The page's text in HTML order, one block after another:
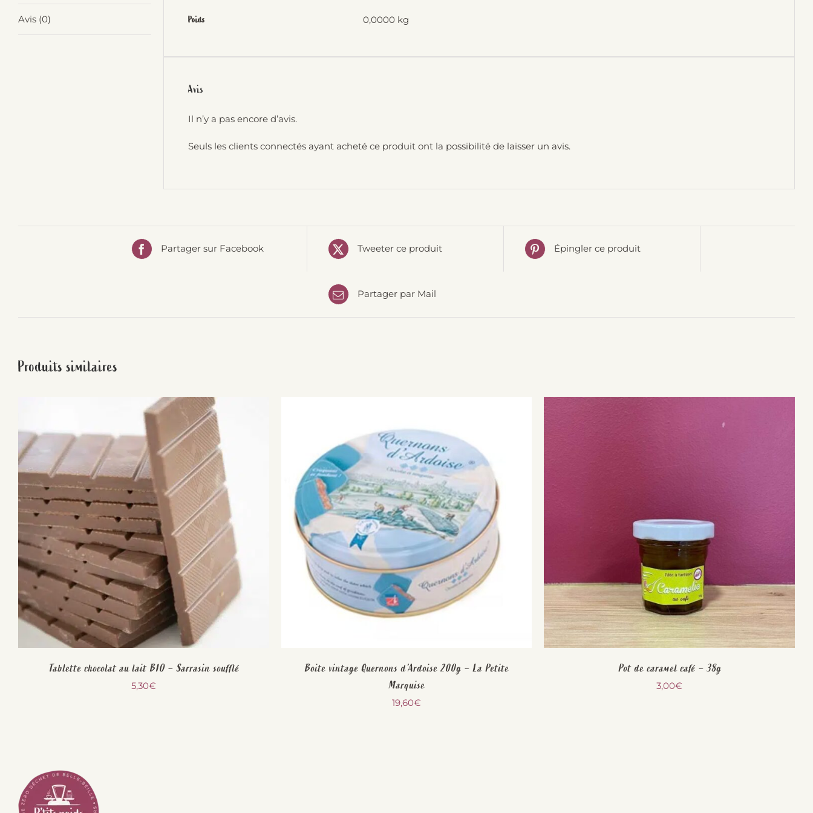
Avis (0) Poids 0,0000 kg
Avis
Il n’y a pas encore d’avis.
Seuls les clients connectés ayant acheté ce produit ont la possibilité de laisser un avis.
Partager sur Facebook Tweeter ce produit Épingler ce produit
Partager par Mail
Produits similaires
Tablette chocolat au lait BIO – Sarrasin soufflé
5,30€
Boite vintage Quernons d’Ardoise 200g – La Petite
Marquise
19,60€
Pot de caramel café – 38g
3,00€